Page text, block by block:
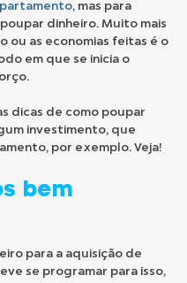
, mas para
dinheiro. Muito mais
ou as economias feitas é o
em que se inicia o
dicas de como poupar
investimento, que
por exemplo. Veja!
bem
para a aquisição de
se programar para isso,